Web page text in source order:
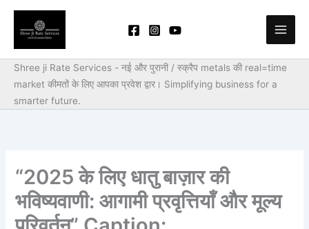
Skip
content
Shree ji Rate Services - नई और पुरानी / स्क्रैप metals की real=time
market कीमतों के लिए आपका प्रवेश द्वार। Simplifying business for a
smarter future.
“2025 के लिए धातु बाज़ार की
भविष्यवाणी: आगामी प्रवृत्तियाँ और मूल्य